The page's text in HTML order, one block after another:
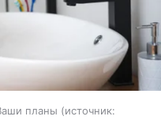
планы
источник: